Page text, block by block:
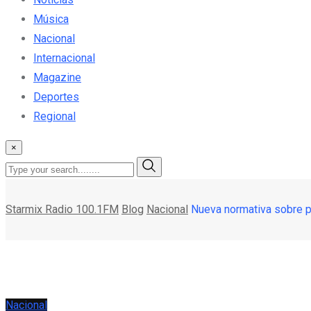
Música
Nacional
Internacional
Magazine
Deportes
Regional
×
Starmix Radio 100.1FM Blog Nacional Nueva normativa sobre
Nacional